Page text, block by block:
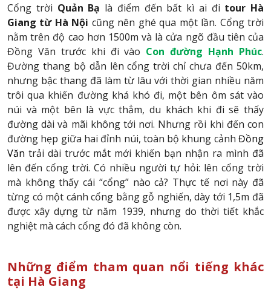
Cổng trời Quản Bạ là điểm đến bất kì ai đi tour Hà
Giang từ Hà Nội cũng nên ghé qua một lần. Cổng trời
nằm trên độ cao hơn 1500m và là cửa ngõ đầu tiên của
Đồng Văn trước khi đi vào Con đường Hạnh Phúc.
Đường thang bộ dẫn lên cổng trời chỉ chưa đến 50km,
nhưng bậc thang đã làm từ lâu với thời gian nhiều năm
trôi qua khiến đường khá khó đi, một bên ôm sát vào
núi và một bên là vực thẳm, du khách khi đi sẽ thấy
đường dài và mãi không tới nơi. Nhưng rồi khi đến con
đường hẹp giữa hai đỉnh núi, toàn bộ khung cảnh Đồng
Văn trải dài trước mắt mới khiến bạn nhận ra mình đã
lên đến cổng trời. Có nhiều người tự hỏi: lên cổng trời
mà không thấy cái “cổng” nào cả? Thực tế nơi này đã
từng có một cánh cổng bằng gỗ nghiến, dày tới 1,5m đã
được xây dựng từ năm 1939, nhưng do thời tiết khắc
nghiệt mà cách cổng đó đã không còn.
Những điểm tham quan nổi tiếng khác
tại Hà Giang